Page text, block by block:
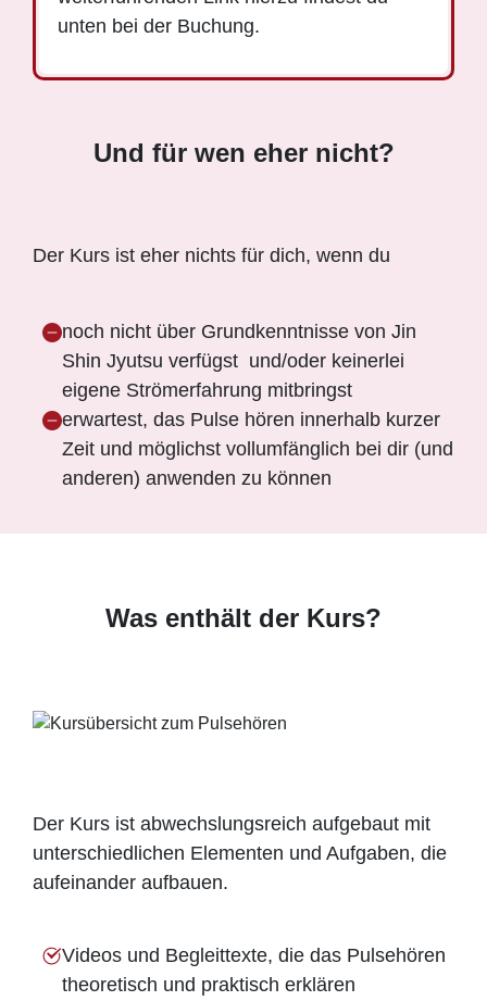
unten bei der Buchung.
Und für wen eher nicht?
Der Kurs ist eher nichts für dich, wenn du
noch nicht über Grundkenntnisse von Jin
Shin Jyutsu verfügst und/oder keinerlei
eigene Strömerfahrung mitbringst
erwartest, das Pulse hören innerhalb kurzer
Zeit und möglichst vollumfänglich bei dir (und
anderen) anwenden zu können
Was enthält der Kurs?
Der Kurs ist abwechslungsreich aufgebaut mit
unterschiedlichen Elementen und Aufgaben, die
aufeinander aufbauen.
Videos und Begleittexte, die das Pulsehören
theoretisch und praktisch erklären